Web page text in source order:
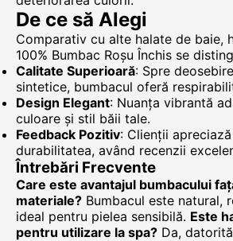
De ce să Alegi
Comparativ cu alte halate de baie,
100% Bumbac Roșu Închis se
Calitate Superioară: Spre
sintetice, bumbacul oferă
Design Elegant: Nuanța vibrantă
culoare și stil băii tale.
Feedback Pozitiv: Clienții
durabilitatea, având recenzii
Întrebări Frecvente
Care este avantajul bumbacului
materiale? Bumbacul este natural,
ideal pentru pielea sensibilă. Este
pentru utilizare la spa? Da,